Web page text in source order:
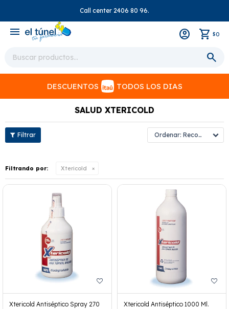
Call center 2406 80 96.
menu $0
DESCUENTOS TODOS LOS DIAS
SALUD XTERICOLD
Recomendados
Filtrando por: Xtericold
Xtericold Antiséptico Spray 270
Xtericold Antiséptico 1000 Ml.
close